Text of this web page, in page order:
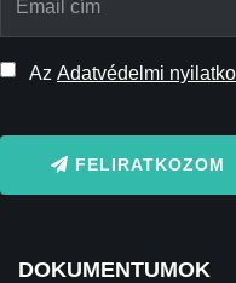
Az Adatvédelmi
FELIRATKOZOM
DOKUMENTUMOK